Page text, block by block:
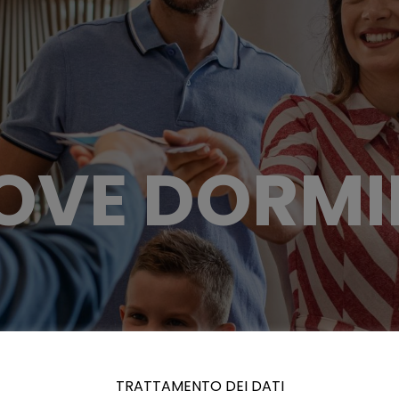
TRATTAMENTO DEI DATI